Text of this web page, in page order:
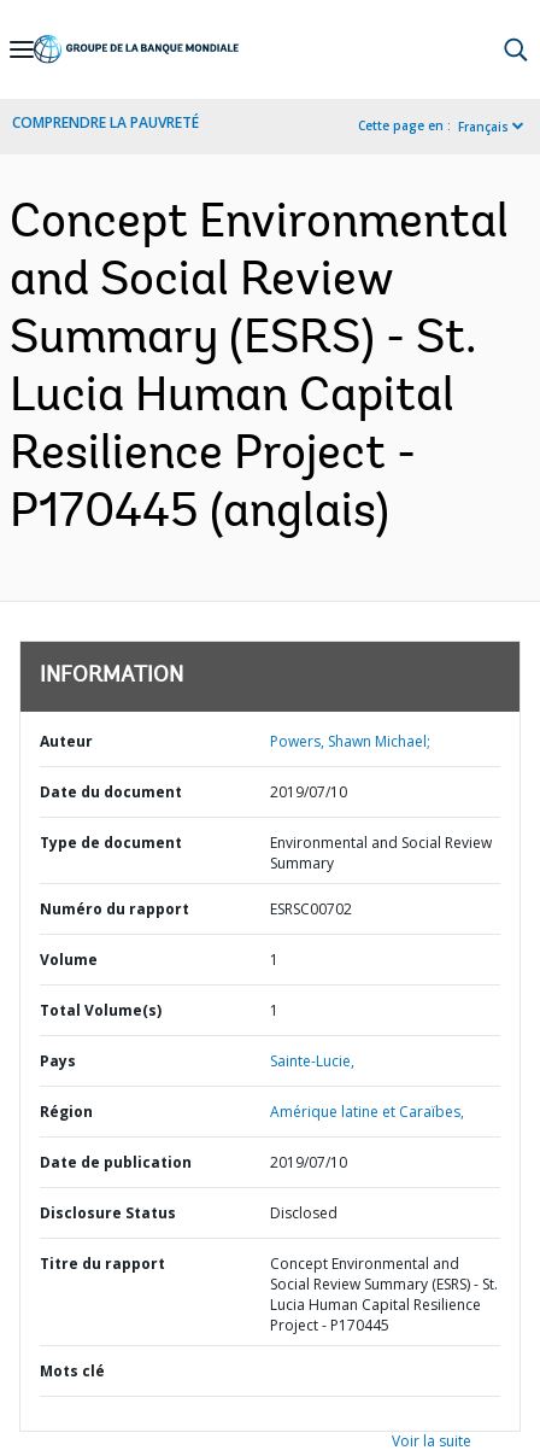
Skip
Navigation
COMPRENDRE LA PAUVRETÉ Cette page en : Français
Concept Environmental
and Social Review
Summary (ESRS) - St.
Lucia Human Capital
Resilience Project -
P170445 (anglais)
INFORMATION
Auteur Powers, Shawn Michael;
Date du document 2019/07/10
Type de document
Environmental and Social Review
Summary
Numéro du rapport ESRSC00702
Volume 1
Total Volume(s) 1
Pays Sainte-Lucie,
Région Amérique latine et Caraïbes,
Date de publication 2019/07/10
Disclosure Status Disclosed
Titre du rapport
Concept Environmental and
Social Review Summary (ESRS) - St.
Lucia Human Capital Resilience
Project - P170445
Mots clé
Voir la suite